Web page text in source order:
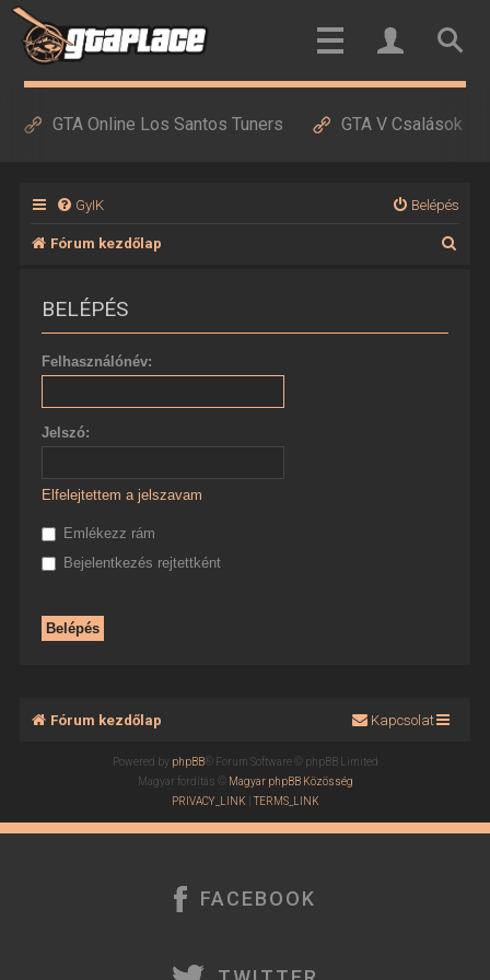
GTA Online Los Santos Tuners GTA V Csalások
GyIK Belépés
Fórum kezdőlap
BELÉPÉS
Felhasználónév:
Jelszó:
Elfelejtettem a jelszavam
Emlékezz rám
Bejelentkezés rejtettként
Fórum kezdőlap Kapcsolat
Powered by phpBB® Forum Software © phpBB Limited
Magyar fordítás © Magyar phpBB Közösség
PRIVACY_LINK |TERMS_LINK
FACEBOOK